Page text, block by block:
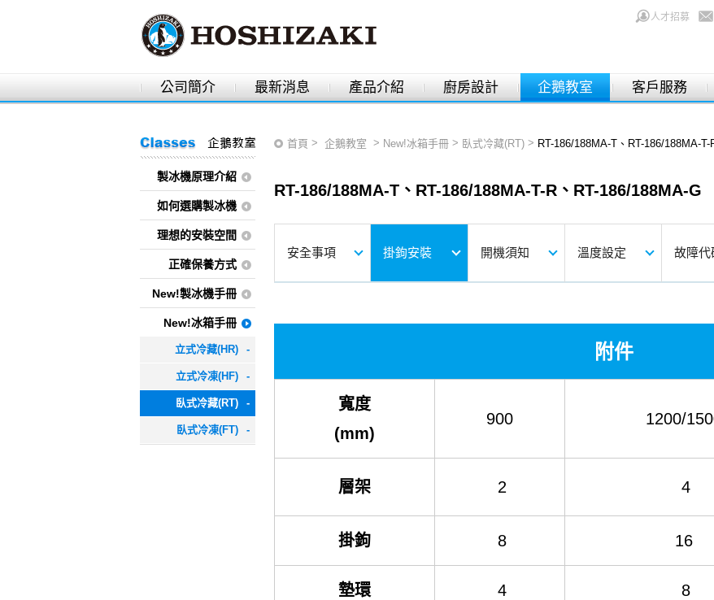
人才招募
公司簡介 最新消息 產品介紹 廚房設計 企鵝教室 客戶服務
製冰機原理介紹
如何選購製冰機
理想的安裝空間
正確保養方式
New!製冰機手冊
New!冰箱手冊
立式冷藏(HR) -
立式冷凍(HF) -
臥式冷藏(RT) -
臥式冷凍(FT) -
首頁 > 企鵝教室 > New!冰箱手冊 > 臥式冷藏(RT) > RT-186/188MA-T、RT-186/188MA-
RT-186/188MA-T、RT-186/188MA-T-R、RT-186/188MA-G
安全事項 掛鉤安裝 開機須知 溫度設定 故障代
附件
寬度
(mm)
900 1200/
層架 2 4
掛鉤 8 16
墊環 4 8